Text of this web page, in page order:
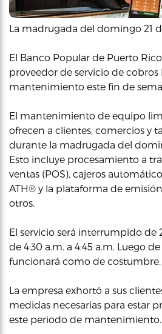
La madrugada del domingo 21
El Banco Popular de Puerto
proveedor de servicio de cobros
mantenimiento este fin de
El mantenimiento de equipo
ofrecen a clientes, comercios y
durante la madrugada del
Esto incluye procesamiento a
ventas (POS), cajeros
ATH® y la plataforma de
otros.
El servicio será interrumpido de
de 4:30 a.m. a 4:45 a.m. Luego
funcionará como de costumbre.
La empresa exhortó a sus
medidas necesarias para estar
este periodo de mantenimiento.